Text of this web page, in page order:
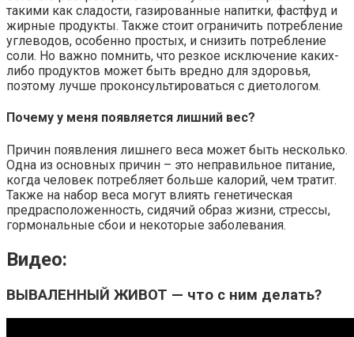
такими как сладости, газированные напитки, фастфуд и
жирные продукты. Также стоит ограничить потребление
углеводов, особенно простых, и снизить потребление
соли. Но важно помнить, что резкое исключение каких-
либо продуктов может быть вредно для здоровья,
поэтому лучше проконсультироваться с диетологом.
Почему у меня появляется лишний вес?
Причин появления лишнего веса может быть несколько.
Одна из основных причин – это неправильное питание,
когда человек потребляет больше калорий, чем тратит.
Также на набор веса могут влиять генетическая
предрасположенность, сидячий образ жизни, стрессы,
гормональные сбои и некоторые заболевания.
Видео:
ВЫВАЛЕННЫЙ ЖИВОТ — что с ним делать?